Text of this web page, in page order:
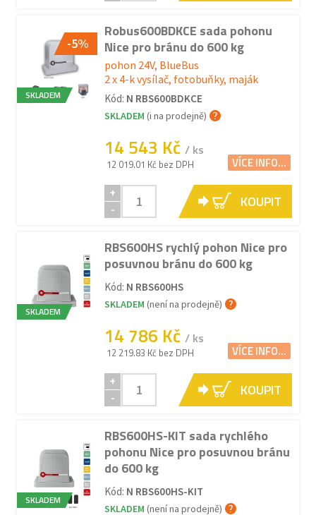
-5%
SKLADEM
Robus600BDKCE sada pohonu
Nice pro bránu do 600 kg
pohon 24V, BlueBus
2 x 4-k vysílač, fotobuňky, maják
Kód: N RBS600BDKCE
SKLADEM (i na prodejně)
14 543 Kč / ks
12 019.01 Kč bez DPH VÍCE INFO...
+
-
KOUPIT
SKLADEM
RBS600HS rychlý pohon Nice pro
posuvnou bránu do 600 kg
Kód: N RBS600HS
SKLADEM (není na prodejně)
14 786 Kč / ks
12 219.83 Kč bez DPH VÍCE INFO...
+
-
KOUPIT
SKLADEM
RBS600HS-KIT sada rychlého
pohonu Nice pro posuvnou bránu
do 600 kg
Kód: N RBS600HS-KIT
SKLADEM (není na prodejně)